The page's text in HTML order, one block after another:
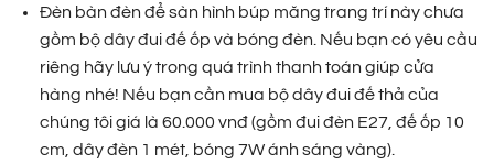
Đèn bàn đèn để sàn hình búp măng trang trí này chưa
gồm bộ dây đui đế ốp và bóng đèn. Nếu bạn có yêu cầu
riêng hãy lưu ý trong quá trình thanh toán giúp cửa
hàng nhé! Nếu bạn cần mua bộ dây đui đế thả của
chúng tôi giá là 60.000 vnđ (gồm đui đèn E27, đế ốp 10
cm, dây đèn 1 mét, bóng 7W ánh sáng vàng).